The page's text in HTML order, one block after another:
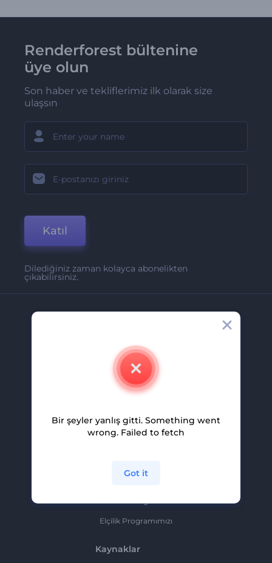
Renderforest bültenine
üye olun
Son haber ve tekliflerimiz ilk olarak size
ulaşsın
Katıl
Dilediğiniz zaman kolayca abonelikten
çıkabilirsiniz.
İletişim
Kariyer
Ortaklık Programı
Elçilik Programımızı
Kaynaklar
Bir şeyler yanlış gitti. Something went
wrong. Failed to fetch
Got it